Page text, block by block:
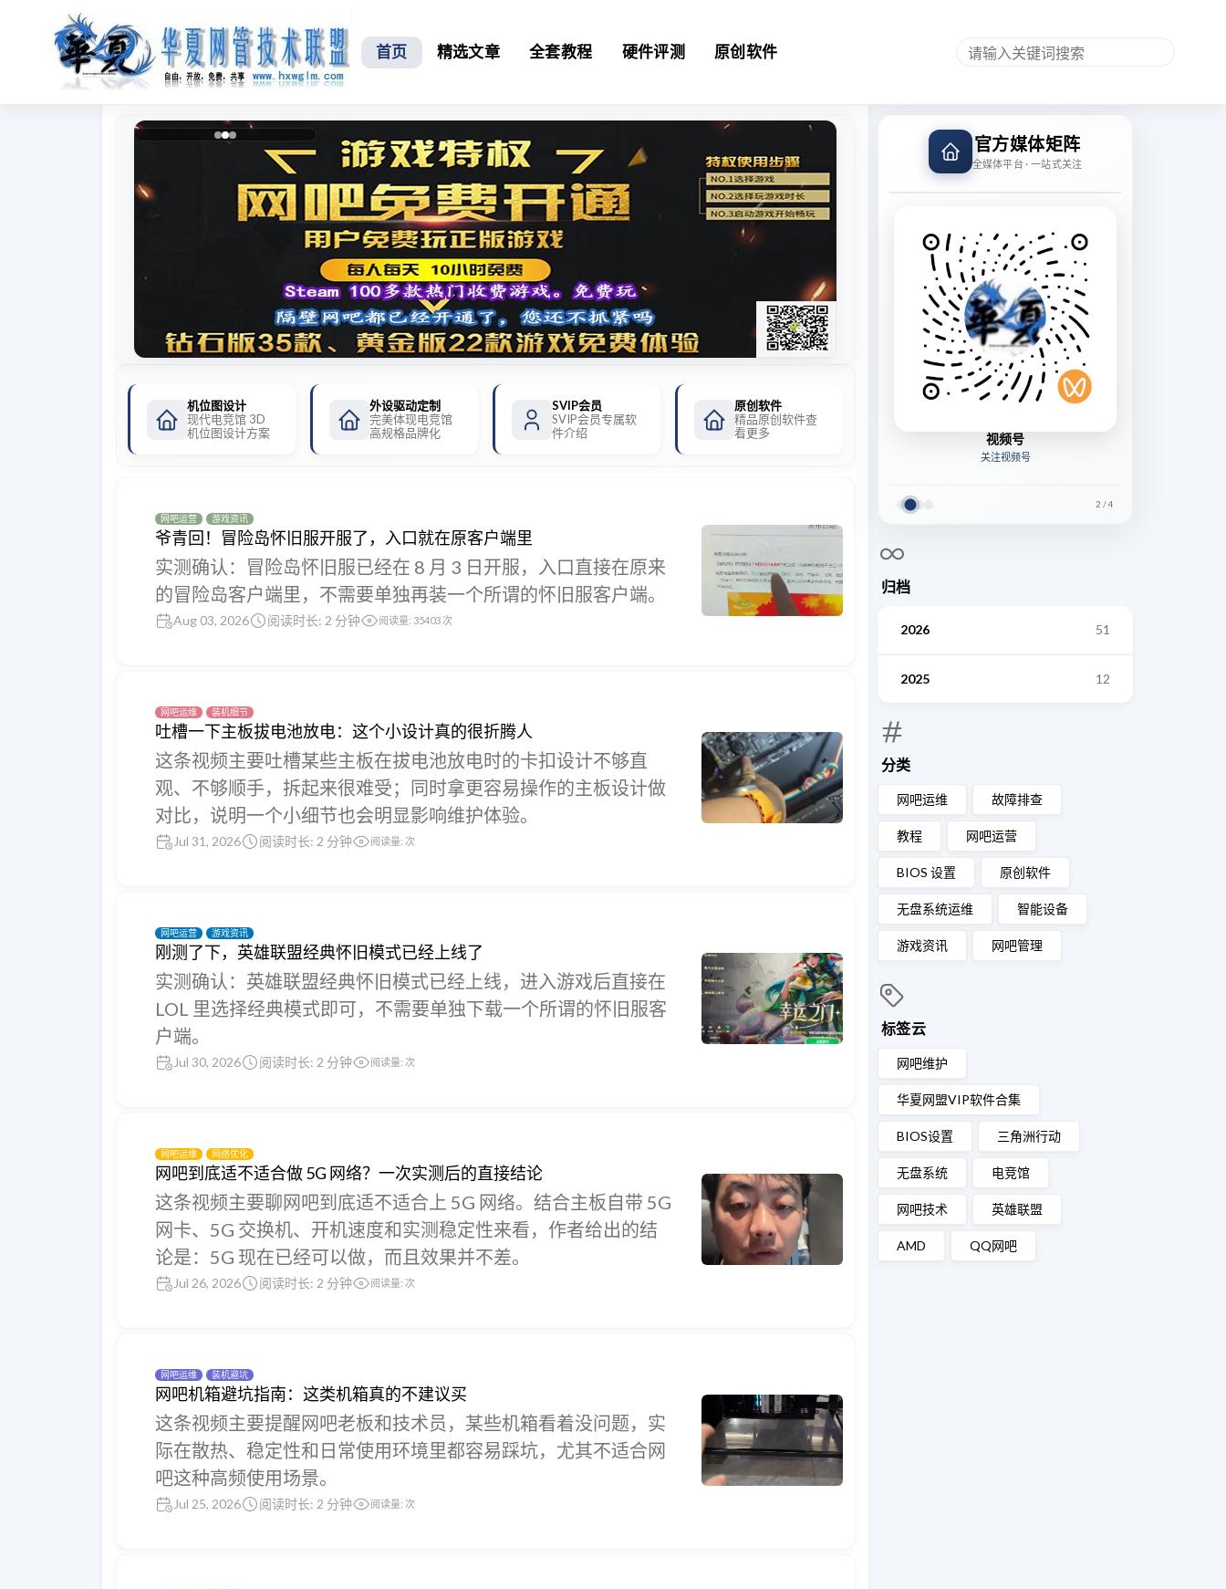
首页 精选文章 全套教程 硬件评测 原创软件
官方媒体矩阵
全媒体平台 · 一站式关注
视频号
关注视频号
2 /4
归档
2026 51
2025 12
分类
网吧运维 故障排查
教程 网吧运营
BIOS 设置 原创软件
无盘系统运维 智能设备
游戏资讯 网吧管理
标签云
网吧维护
华夏网盟VIP软件合集
BIOS设置 三角洲行动
无盘系统 电竞馆
网吧技术 英雄联盟
AMD QQ网吧
机位图设计
现代电竞馆 3D
机位图设计方案
外设驱动定制
完美体现电竞馆
高规格品牌化
SVIP会员
SVIP会员专属软
件介绍
原创软件
精品原创软件查
看更多
网吧运营 游戏资讯
爷青回！冒险岛怀旧服开服了，入口就在原客户端里
实测确认：冒险岛怀旧服已经在 8 月 3 日开服，入口直接在原来
的冒险岛客户端里，不需要单独再装一个所谓的怀旧服客户端。
Aug 03, 2026 阅读时长: 2 分钟 阅读量: 35403 次
网吧运维 装机细节
吐槽一下主板拔电池放电：这个小设计真的很折腾人
这条视频主要吐槽某些主板在拔电池放电时的卡扣设计不够直
观、不够顺手，拆起来很难受；同时拿更容易操作的主板设计做
对比，说明一个小细节也会明显影响维护体验。
Jul 31, 2026 阅读时长: 2 分钟 阅读量: 次
网吧运营 游戏资讯
刚测了下，英雄联盟经典怀旧模式已经上线了
实测确认：英雄联盟经典怀旧模式已经上线，进入游戏后直接在
LOL 里选择经典模式即可，不需要单独下载一个所谓的怀旧服客
户端。
Jul 30, 2026 阅读时长: 2 分钟 阅读量: 次
网吧运维 网络优化
网吧到底适不适合做 5G 网络？一次实测后的直接结论
这条视频主要聊网吧到底适不适合上 5G 网络。结合主板自带 5G
网卡、5G 交换机、开机速度和实测稳定性来看，作者给出的结
论是：5G 现在已经可以做，而且效果并不差。
Jul 26, 2026 阅读时长: 2 分钟 阅读量: 次
网吧运维 装机避坑
网吧机箱避坑指南：这类机箱真的不建议买
这条视频主要提醒网吧老板和技术员，某些机箱看着没问题，实
际在散热、稳定性和日常使用环境里都容易踩坑，尤其不适合网
吧这种高频使用场景。
Jul 25, 2026 阅读时长: 2 分钟 阅读量: 次